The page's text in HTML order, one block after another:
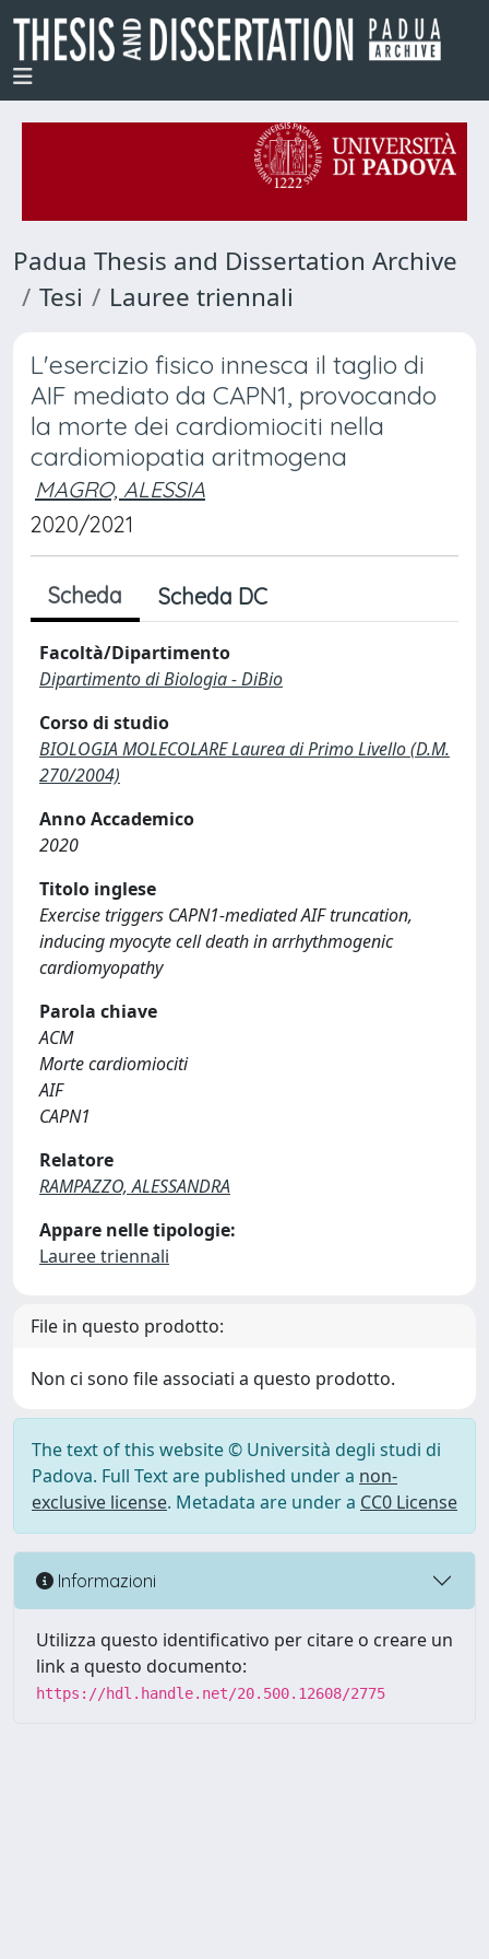
Padua Thesis and Dissertation Archive
Tesi
Lauree triennali
L'esercizio fisico innesca il taglio di
AIF mediato da CAPN1, provocando
la morte dei cardiomiociti nella
cardiomiopatia aritmogena
MAGRO, ALESSIA
2020/2021
Scheda Scheda DC
Facoltà/Dipartimento
Dipartimento di Biologia - DiBio
Corso di studio
BIOLOGIA MOLECOLARE Laurea di Primo Livello (D.M.
270/2004)
Anno Accademico
2020
Titolo inglese
Exercise triggers CAPN1-mediated AIF truncation,
inducing myocyte cell death in arrhythmogenic
cardiomyopathy
Parola chiave
ACM
Morte cardiomiociti
AIF
CAPN1
Relatore
RAMPAZZO, ALESSANDRA
Appare nelle tipologie:
Lauree triennali
File in questo prodotto:
Non ci sono file associati a questo prodotto.
The text of this website © Università degli studi di
Padova. Full Text are published under a non-
exclusive license. Metadata are under a CC0 License
Informazioni
Utilizza questo identificativo per citare o creare un
link a questo documento:
https://hdl.handle.net/20.500.12608/2775